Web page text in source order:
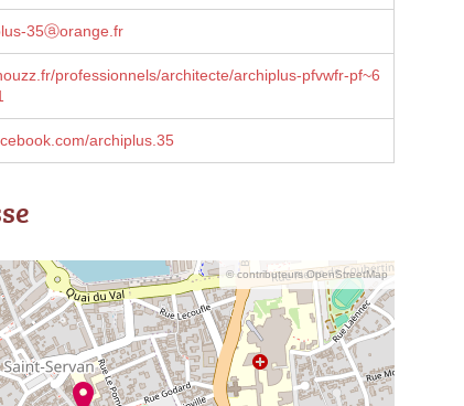
35ⓐorange.fr
professionnels/architecte/archiplus-pfvwfr-pf~6
archiplus.35
© contributeurs OpenStreetMap